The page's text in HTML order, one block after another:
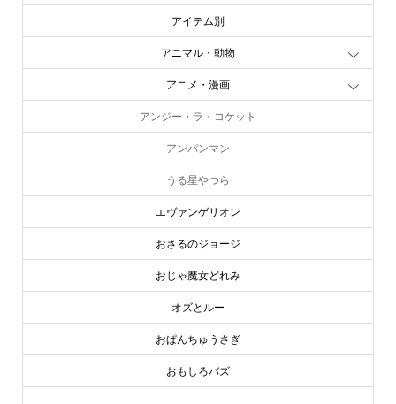
アイテム別
アニマル・動物
アニメ・漫画
アンジー・ラ・コケット
アンパンマン
うる星やつら
エヴァンゲリオン
おさるのジョージ
おじゃ魔女どれみ
オズとルー
おぱんちゅうさぎ
おもしろバズ